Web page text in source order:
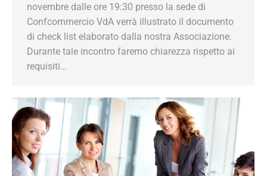
novembre dalle ore 19:30 presso la sede di
Confcommercio VdA verrà illustrato il documento
di check list elaborato dalla nostra Associazione.
Durante tale incontro faremo chiarezza rispetto ai
requisiti…